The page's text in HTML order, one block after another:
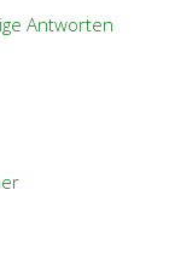
Antworten